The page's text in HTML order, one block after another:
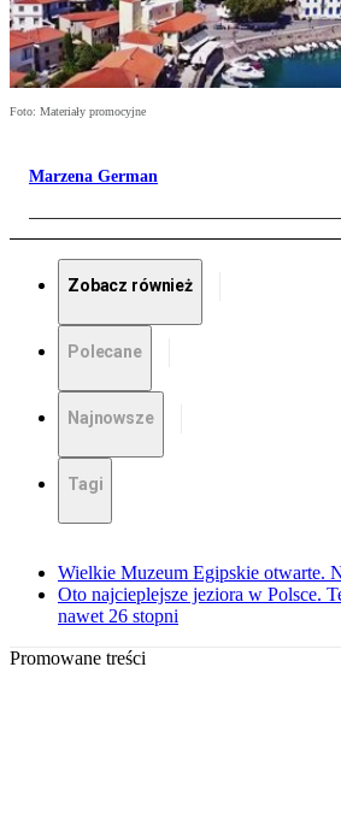
Foto: Materiały promocyjne
Marzena German
Zobacz również
Polecane
Najnowsze
Tagi
Wielkie Muzeum Egipskie otwarte.
Oto najcieplejsze jeziora w Polsce.
nawet 26 stopni
Promowane treści